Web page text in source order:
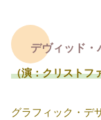
デヴィッド・
（演：クリストフ
グラフィック・デ